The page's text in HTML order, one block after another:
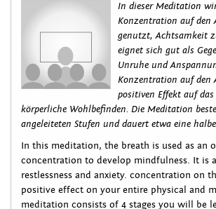
In dieser Meditation
Konzentration auf den
genutzt, Achtsamkeit
eignet sich gut als
Unruhe und
Konzentration auf den
positiven Effekt auf
körperliche Wohlbefinden. Die Meditation
angeleiteten Stufen und dauert etwa eine
In this meditation, the breath is used as an
concentration to develop mindfulness. It is
restlessness and anxiety. concentration on
positive effect on your entire physical and
meditation consists of 4 stages you will be